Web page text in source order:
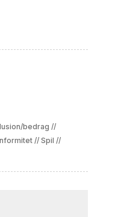
bedrag //
// Spil //